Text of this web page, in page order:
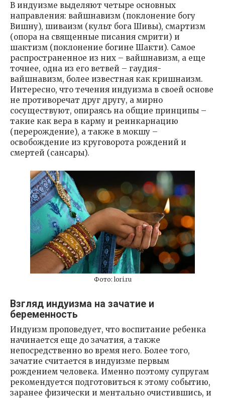
В индуизме выделяют четыре основных
направления: вайшнавизм (поклонение богу
Вишну), шиваизм (культ бога Шивы), смартизм
(опора на священные писания смрити) и
шактизм (поклонение богине Шакти). Самое
распространенное из них – вайшнавизм, а еще
точнее, одна из его ветвей – гаудия-
вайшнавизм, более известная как кришнаизм.
Интересно, что течения индуизма в своей основе
не противоречат друг другу, а мирно
сосуществуют, опираясь на общие принципы –
такие как вера в карму и реинкарнацию
(перерождение), а также в мокшу –
освобождение из круговорота рождений и
смертей (сансары).
Фото: lori.ru
Взгляд индуизма на зачатие и
беременность
Индуизм проповедует, что воспитание ребенка
начинается еще до зачатия, а также
непосредственно во время него. Более того,
зачатие считается в индуизме первым
рождением человека. Именно поэтому супругам
рекомендуется подготовиться к этому событию,
заранее физически и ментально очистившись, и